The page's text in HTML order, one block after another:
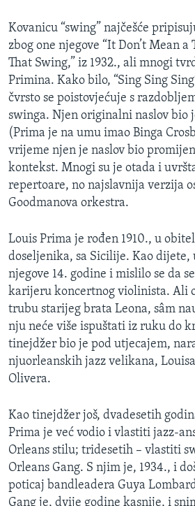
Kovanicu “swing” najčešće
zbog one njegove “It Don’t Mean
That Swing,” iz 1932., ali mnogi
Primina. Kako bilo, “Sing Sing
čvrsto se poistovjećuje s
swinga. Njen originalni naslov bio
(Prima je na umu imao Binga
vrijeme njen je naslov bio
kontekst. Mnogi su je otada i
repertoare, no najslavnija verzija
Goodmanova orkestra.
Louis Prima je rođen 1910., u
doseljenika, sa Sicilije. Kao dijete,
njegove 14. godine i mislilo se da
karijeru koncertnog violinista. Ali
trubu starijeg brata Leona, sâm
nju neće više ispuštati iz ruku do
tinejdžer bio je pod utjecajem,
njuorleanskih jazz velikana,
Olivera.
Kao tinejdžer još, dvadesetih
Prima je već vodio i vlastiti jazz-
Orleans stilu; tridesetih – vlastiti
Orleans Gang. S njim je, 1934., i
poticaj bandleadera Guya
Gang je, dvije godine kasnije, i